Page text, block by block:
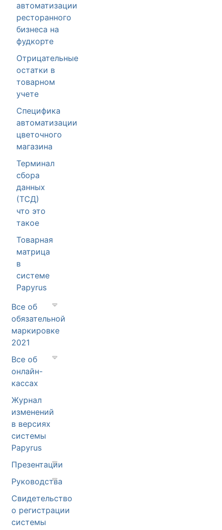
автоматизации
ресторанного
бизнеса на
фудкорте
Отрицательные
остатки в
товарном
учете
Специфика
автоматизации
цветочного
магазина
Терминал
сбора
данных
(ТСД)
что это
такое
Товарная
матрица
в
системе
Papyrus
Все об
обязательной
маркировке
2021
Все об
онлайн-
кассах
Журнал
изменений
в версиях
системы
Papyrus
Презентации
Руководства
Свидетельство
о регистрации
системы